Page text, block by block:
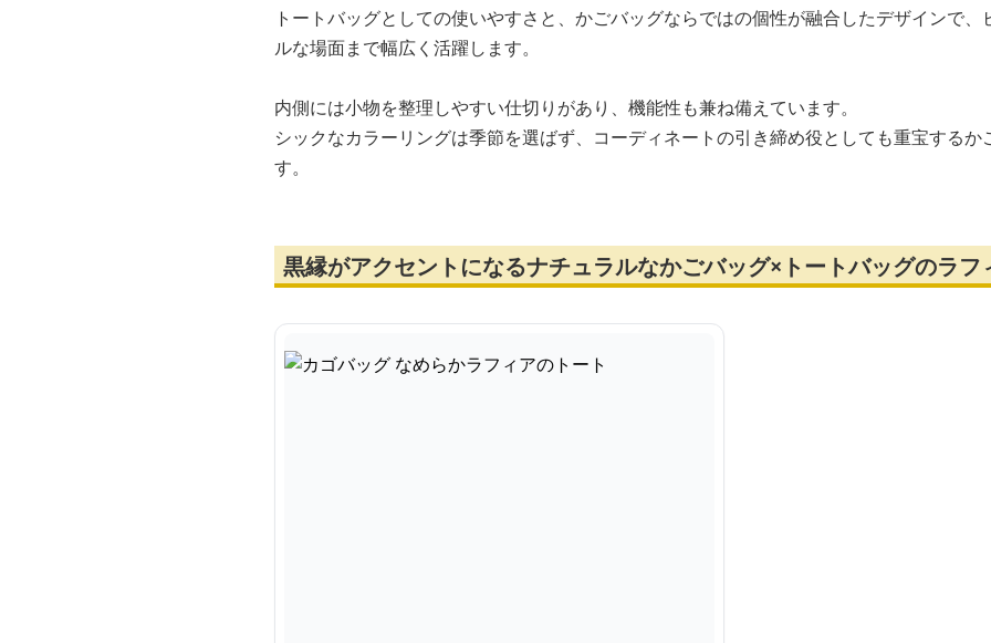
トートバッグとしての使いやすさと、かごバッグならではの個性が融合したデザインで
ルな場面まで幅広く活躍します。
内側には小物を整理しやすい仕切りがあり、機能性も兼ね備えています。
シックなカラーリングは季節を選ばず、コーディネートの引き締め役としても重宝する
す。
黒縁がアクセントになるナチュラルなかごバッグ×トートバッグのラフ